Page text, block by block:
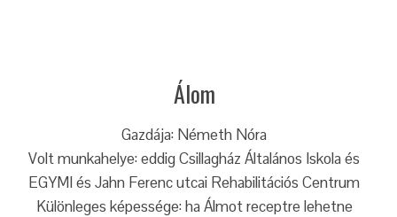
Álom
Gazdája: Németh Nóra
Volt munkahelye: eddig Csillagház Általános Iskola és
EGYMI és Jahn Ferenc utcai Rehabilitációs Centrum
Különleges képessége: ha Álmot receptre lehetne